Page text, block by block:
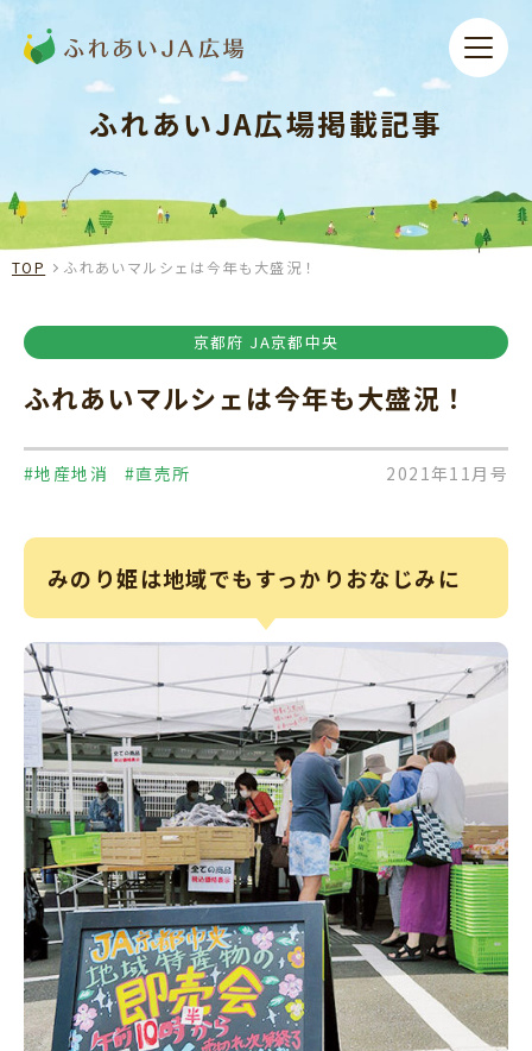
ふれあいJA広場掲載記事
TOP ふれあいマルシェは今年も大盛況！
京都府 JA京都中央
ふれあいマルシェは今年も大盛況！
#地産地消 #直売所 2021年11月号
みのり姫は地域でもすっかりおなじみに